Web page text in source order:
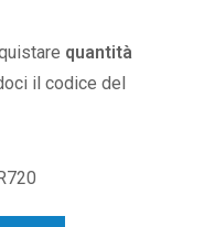
quantità
il codice del